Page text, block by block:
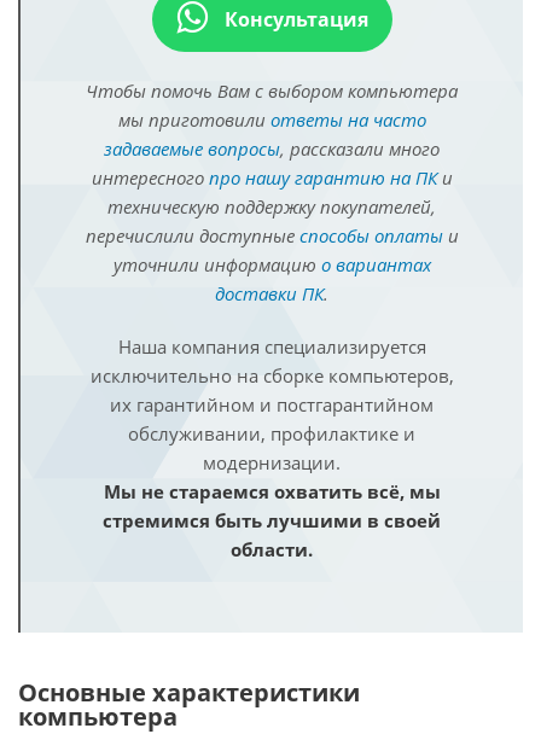
Консультация
Чтобы помочь Вам с выбором компьютера
мы приготовили ответы на часто
задаваемые вопросы, рассказали много
интересного про нашу гарантию на ПКи
техническую поддержку покупателей,
перечислили доступные способы оплатыи
уточнили информацию о вариантах
доставки ПК.
Наша компания специализируется
исключительно на сборке компьютеров,
их гарантийном и постгарантийном
обслуживании, профилактике и
модернизации.
Мы не стараемся охватить всё, мы
стремимся быть лучшими в своей
области.
Основные характеристики
компьютера